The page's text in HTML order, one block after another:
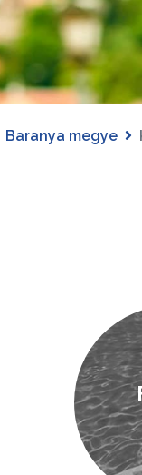
Baranya megye